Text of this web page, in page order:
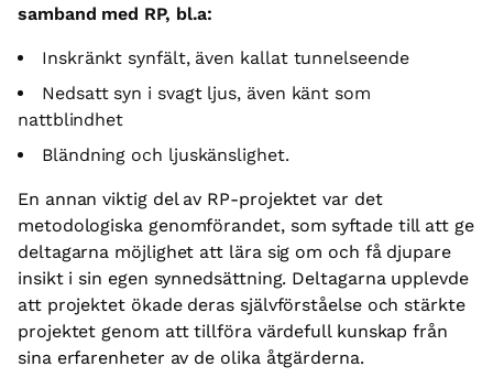
samband med RP, bl.a:
Inskränkt synfält, även kallat tunnelseende
Nedsatt syn i svagt ljus, även känt som
nattblindhet
Bländning och ljuskänslighet.
En annan viktig del av RP-projektet var det
metodologiska genomförandet, som syftade till att ge
deltagarna möjlighet att lära sig om och få djupare
insikt i sin egen synnedsättning. Deltagarna upplevde
att projektet ökade deras självförståelse och stärkte
projektet genom att tillföra värdefull kunskap från
sina erfarenheter av de olika åtgärderna.